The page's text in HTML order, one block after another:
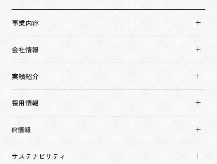
事業内容
会社情報
ソーシャルグッド
会社概要・アクセス
役員構成・組織図
実績紹介
アーバン & リテール
ホスピタリティ
コーポレート
採用情報
キャリア採用
IR情報
サステナビリティ